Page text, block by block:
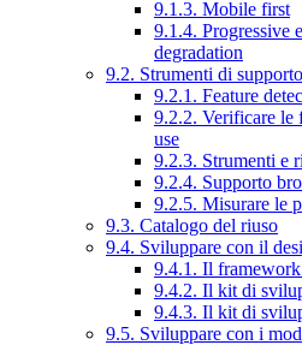
9.1.3. Mobile first
9.1.4. Progressive
degradation
9.2. Strumenti di
9.2.1. Feature
9.2.2. Verificare le
use
9.2.3. Strumenti e
9.2.4. Supporto
9.2.5. Misurare le
9.3. Catalogo del riuso
9.4. Sviluppare con il
9.4.1. Il
9.4.2. Il kit di
9.4.3. Il kit di
9.5. Sviluppare con i